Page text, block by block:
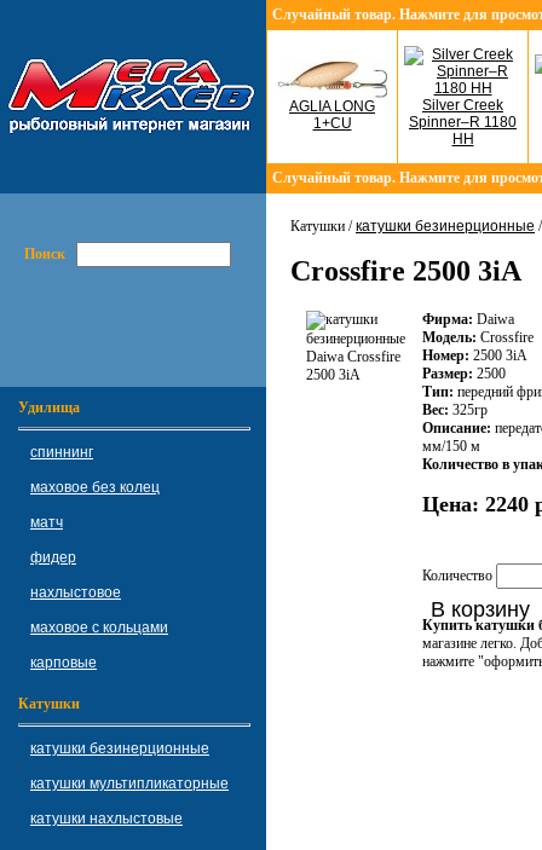
Случайный товар. Нажмите для
AGLIA LONG
1+CU
Silver Creek
Spinner–R 1180
HH
Случайный товар. Нажмите для
Поиск
Удилища
спиннинг
маховое без колец
матч
фидер
нахлыстовое
маховое с кольцами
карповые
Катушки
катушки безинерционные
катушки мультипликаторные
катушки нахлыстовые
Катушки /катушки безинерционные
Crossfire 2500 3iA
Фирма: Daiwa
Модель: Crossfire
Номер: 2500 3iA
Размер: 2500
Тип: передний
Вес: 325гр
Описание:
мм/150 м
Количество в
Цена: 2240
Количество
В корзину
Купить катушки
магазине легко.
нажмите "оформить